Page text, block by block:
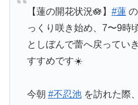
【蓮の開花状況🪷】 #蓮の
っくり咲き始め、7〜9時
としぼんで蕾へ戻ってい
すすめです☀️
今朝 #不忍池を訪れた際